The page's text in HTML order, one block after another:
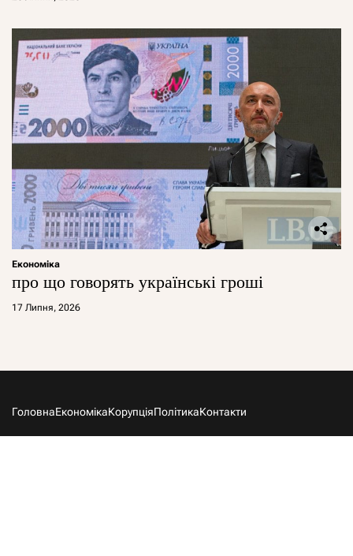
Економіка
про що говорять українські гроші
17 Липня, 2026
ГоловнаЕкономікаКорупціяПолітикаКонтакти